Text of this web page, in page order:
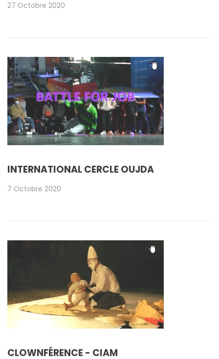
27 Octobre 2020
INTERNATIONAL CERCLE OUJDA
7 Octobre 2020
CLOWNFÉRENCE - CIAM